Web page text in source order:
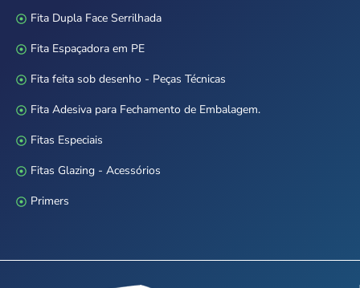
Fita Dupla Face Serrilhada
Fita Espaçadora em PE
Fita feita sob desenho - Peças Técnicas
Fita Adesiva para Fechamento de Embalagem.
Fitas Especiais
Fitas Glazing - Acessórios
Primers